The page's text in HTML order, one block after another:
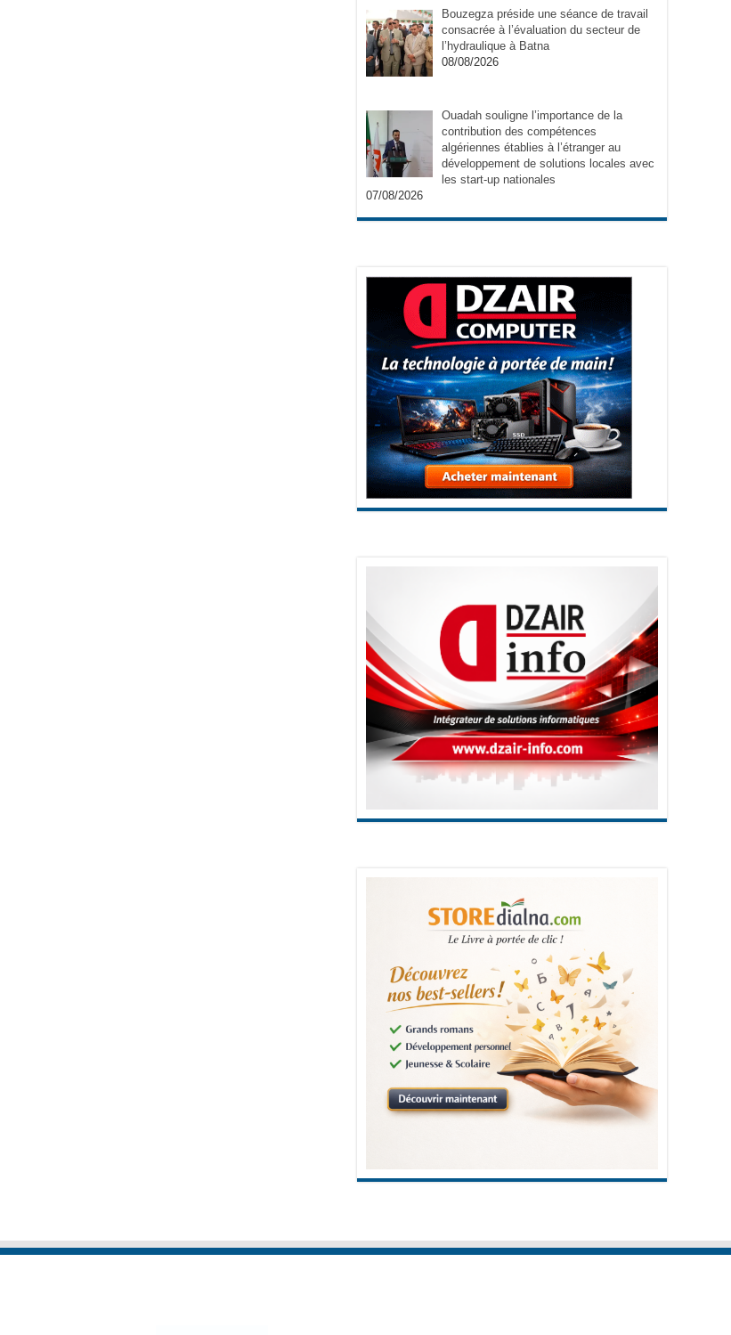
Bouzegza préside une séance de travail
consacrée à l’évaluation du secteur de
l’hydraulique à Batna
08/08/2026
Ouadah souligne l’importance de la
contribution des compétences
algériennes établies à l’étranger au
développement de solutions locales avec
les start-up nationales
07/08/2026